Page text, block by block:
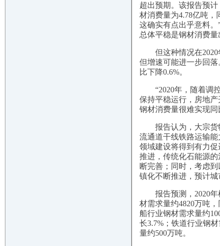
超出预期。该报告预
材消费量为4.78亿吨，
这确实有点出乎意料
总体平稳是钢材消费
但这种情况在2020
但增速可能进一步回
比下降0.6%。
“2020年，随着调控
保持平稳运行，房地
钢材消费量很难实现
报告认为，大宗货物
流通道干线铁路运输
领域建设将得到有力
推进，传统化石能源
断完善；同时，考虑
镇化不断推进，预计
报告预测，2020年
材需求量约4820万吨
船行业钢材需求量约
长3.7%；铁道行业钢
量约500万吨。